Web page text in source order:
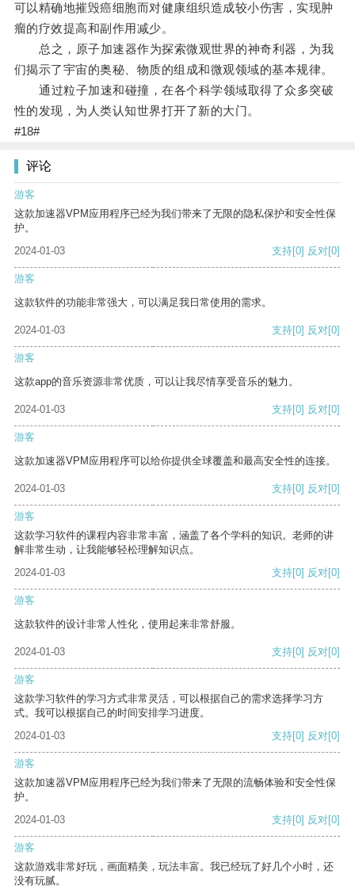
可以精确地摧毁癌细胞而对健康组织造成较小伤害，实现肿
瘤的疗效提高和副作用减少。
总之，原子加速器作为探索微观世界的神奇利器，为我
们揭示了宇宙的奥秘、物质的组成和微观领域的基本规律。
通过粒子加速和碰撞，在各个科学领域取得了众多突破
性的发现，为人类认知世界打开了新的大门。
#18#
评论
游客
这款加速器VPM应用程序已经为我们带来了无限的隐私保护和安全性保
护。
2024-01-03
支持[0] 反对[0]
游客
这款软件的功能非常强大，可以满足我日常使用的需求。
2024-01-03 支持[0] 反对[0]
游客
这款app的音乐资源非常优质，可以让我尽情享受音乐的魅力。
2024-01-03 支持[0] 反对[0]
游客
这款加速器VPM应用程序可以给你提供全球覆盖和最高安全性的连接。
2024-01-03 支持[0] 反对[0]
游客
这款学习软件的课程内容非常丰富，涵盖了各个学科的知识。老师的讲
解非常生动，让我能够轻松理解知识点。
2024-01-03
支持[0] 反对[0]
游客
这款软件的设计非常人性化，使用起来非常舒服。
2024-01-03 支持[0] 反对[0]
游客
这款学习软件的学习方式非常灵活，可以根据自己的需求选择学习方
式。我可以根据自己的时间安排学习进度。
2024-01-03
支持[0] 反对[0]
游客
这款加速器VPM应用程序已经为我们带来了无限的流畅体验和安全性保
护。
2024-01-03
支持[0] 反对[0]
游客
这款游戏非常好玩，画面精美，玩法丰富。我已经玩了好几个小时，还
没有玩腻。